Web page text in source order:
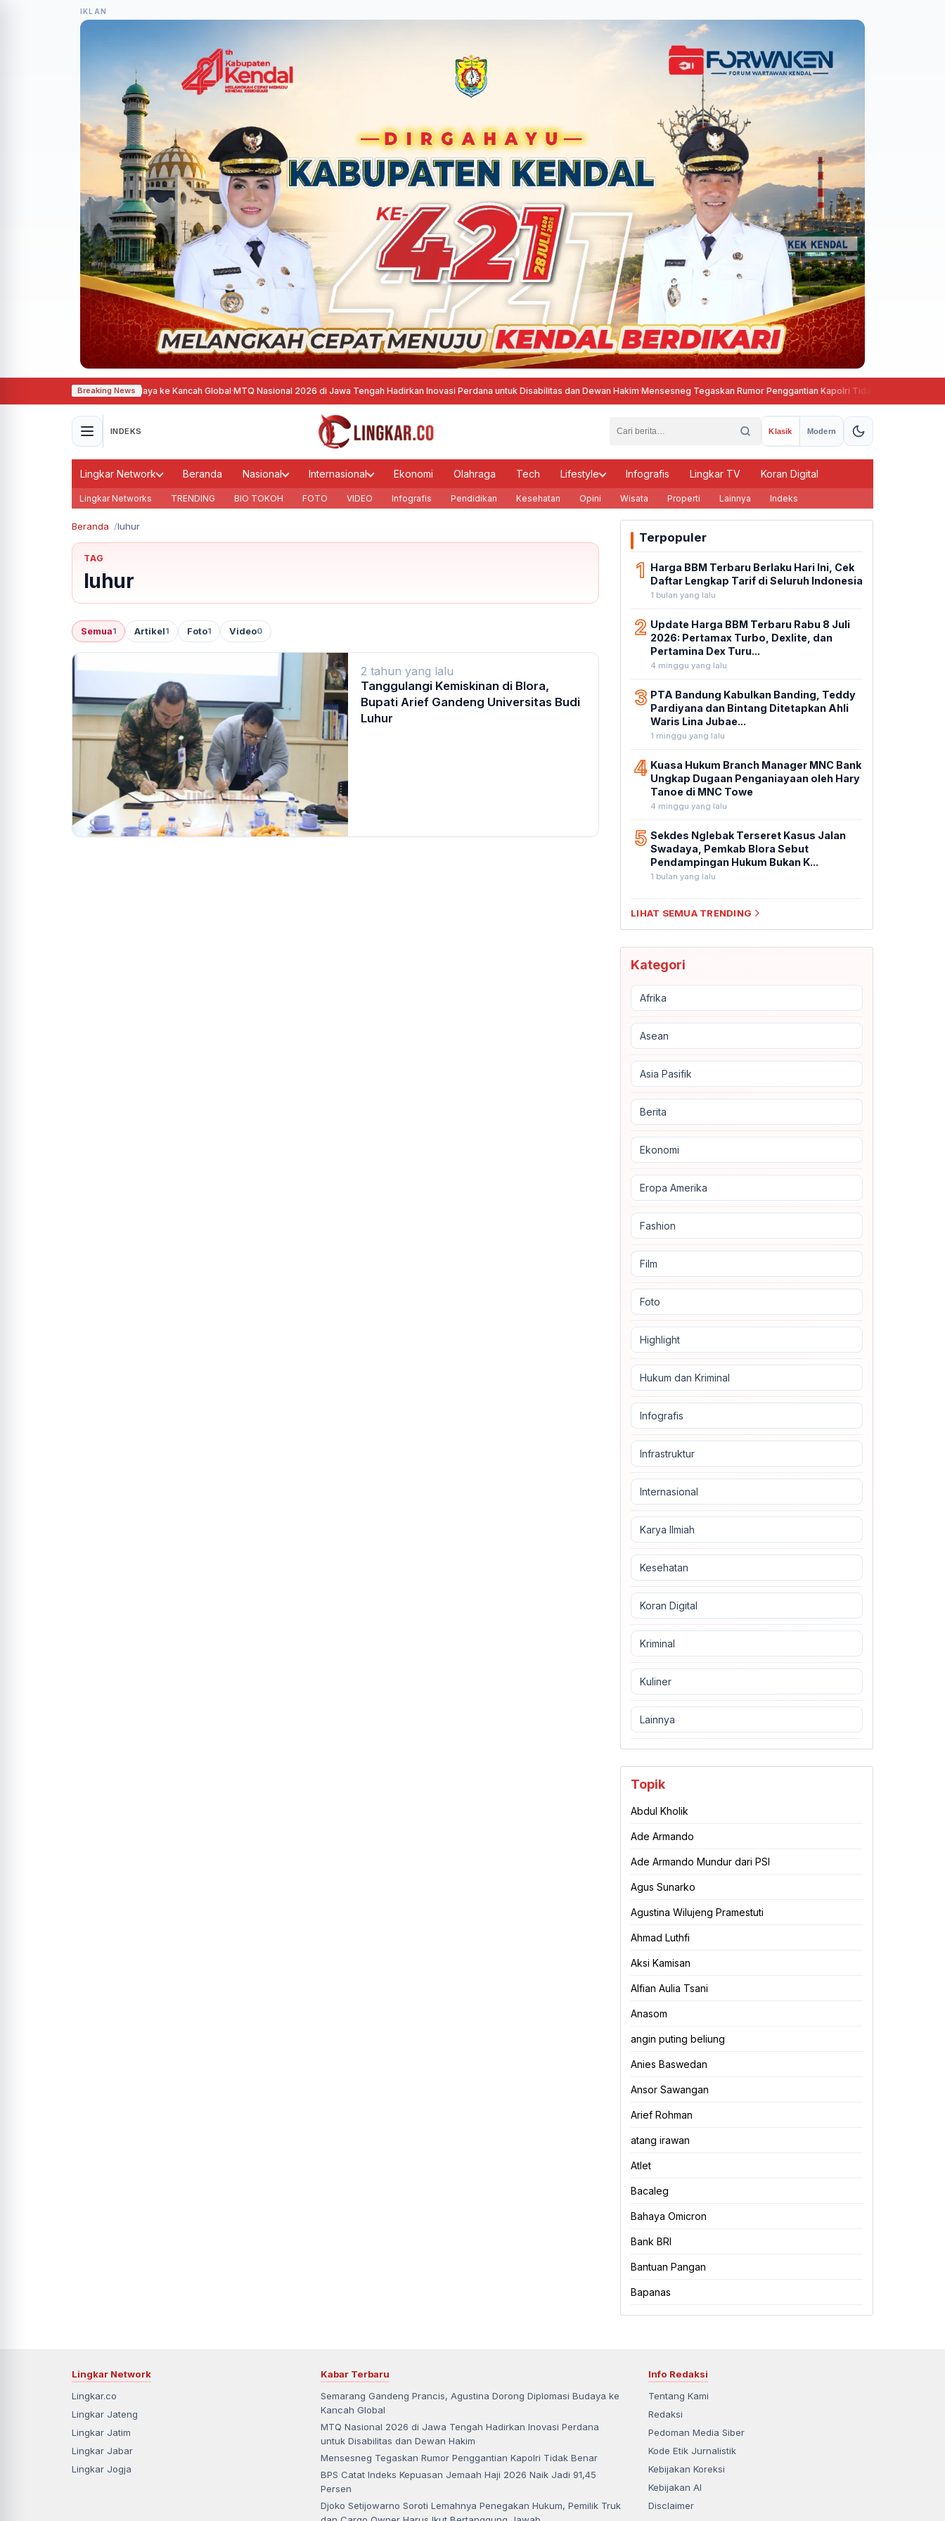
IKLAN
Breaking News
Dorong Diplomasi Budaya ke Kancah Global· MTQ Nasional 2026 di Jawa Tengah Hadirkan Inovasi Perdana untuk Disabilitas dan Dewan Hakim· Mensesneg Tegaskan Rumor Penggantian Kapolri Tidak Benar
INDEKS Klasik Modern
Lingkar Network Beranda Nasional Internasional Ekonomi Olahraga Tech Lifestyle Infografis Lingkar TV Koran Digital
Lingkar Networks TRENDING BIO TOKOH FOTO VIDEO Infografis Pendidikan Kesehatan Opini Wisata Properti Lainnya Indeks
Beranda luhur
TAG
luhur
Semua1 Artikel1 Foto1 Video0
2 tahun yang lalu
Tanggulangi Kemiskinan di Blora,
Bupati Arief Gandeng Universitas Budi
Luhur
Terpopuler
1 Harga BBM Terbaru Berlaku Hari Ini, Cek
Daftar Lengkap Tarif di Seluruh Indonesia
1 bulan yang lalu
2 Update Harga BBM Terbaru Rabu 8 Juli
2026: Pertamax Turbo, Dexlite, dan
Pertamina Dex Turu...
4 minggu yang lalu
3 PTA Bandung Kabulkan Banding, Teddy
Pardiyana dan Bintang Ditetapkan Ahli
Waris Lina Jubae...
1 minggu yang lalu
4 Kuasa Hukum Branch Manager MNC Bank
Ungkap Dugaan Penganiayaan oleh Hary
Tanoe di MNC Towe
4 minggu yang lalu
5 Sekdes Nglebak Terseret Kasus Jalan
Swadaya, Pemkab Blora Sebut
Pendampingan Hukum Bukan K...
1 bulan yang lalu
LIHAT SEMUA TRENDING
Kategori
Afrika
Asean
Asia Pasifik
Berita
Ekonomi
Eropa Amerika
Fashion
Film
Foto
Highlight
Hukum dan Kriminal
Infografis
Infrastruktur
Internasional
Karya Ilmiah
Kesehatan
Koran Digital
Kriminal
Kuliner
Lainnya
Topik
Abdul Kholik
Ade Armando
Ade Armando Mundur dari PSI
Agus Sunarko
Agustina Wilujeng Pramestuti
Ahmad Luthfi
Aksi Kamisan
Alfian Aulia Tsani
Anasom
angin puting beliung
Anies Baswedan
Ansor Sawangan
Arief Rohman
atang irawan
Atlet
Bacaleg
Bahaya Omicron
Bank BRI
Bantuan Pangan
Bapanas
Lingkar Network
Lingkar.co
Lingkar Jateng
Lingkar Jatim
Lingkar Jabar
Lingkar Jogja
Kabar Terbaru
Semarang Gandeng Prancis, Agustina Dorong Diplomasi Budaya ke
Kancah Global
MTQ Nasional 2026 di Jawa Tengah Hadirkan Inovasi Perdana
untuk Disabilitas dan Dewan Hakim
Mensesneg Tegaskan Rumor Penggantian Kapolri Tidak Benar
BPS Catat Indeks Kepuasan Jemaah Haji 2026 Naik Jadi 91,45
Persen
Djoko Setijowarno Soroti Lemahnya Penegakan Hukum, Pemilik Truk
Info Redaksi
Tentang Kami
Redaksi
Pedoman Media Siber
Kode Etik Jurnalistik
Kebijakan Koreksi
Kebijakan AI
Disclaimer